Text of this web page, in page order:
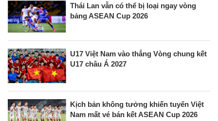
Thái Lan vẫn có thể bị loại ngay vòng
bảng ASEAN Cup 2026
U17 Việt Nam vào thẳng Vòng chung kết
U17 châu Á 2027
Kịch bản không tưởng khiến tuyển Việt
Nam mất vé bán kết ASEAN Cup 2026